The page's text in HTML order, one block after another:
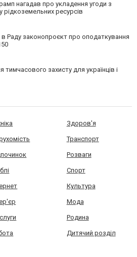
нагадав про укладення угоди з
рідкоземельних ресурсів
Раду законопроєкт про оподаткування
захисту для українців і
Здоров'я
Транспорт
Розваги
Спорт
Культура
Мода
Родина
Дитячий розділ